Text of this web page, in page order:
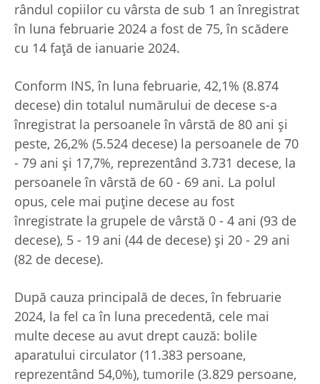
rândul copiilor cu vârsta de sub 1 an înregistrat
în luna februarie 2024 a fost de 75, în scădere
cu 14 faţă de ianuarie 2024.
Conform INS, în luna februarie, 42,1% (8.874
decese) din totalul numărului de decese s-a
înregistrat la persoanele în vârstă de 80 ani şi
peste, 26,2% (5.524 decese) la persoanele de 70
- 79 ani şi 17,7%, reprezentând 3.731 decese, la
persoanele în vârstă de 60 - 69 ani. La polul
opus, cele mai puţine decese au fost
înregistrate la grupele de vârstă 0 - 4 ani (93 de
decese), 5 - 19 ani (44 de decese) şi 20 - 29 ani
(82 de decese).
După cauza principală de deces, în februarie
2024, la fel ca în luna precedentă, cele mai
multe decese au avut drept cauză: bolile
aparatului circulator (11.383 persoane,
reprezentând 54,0%), tumorile (3.829 persoane,